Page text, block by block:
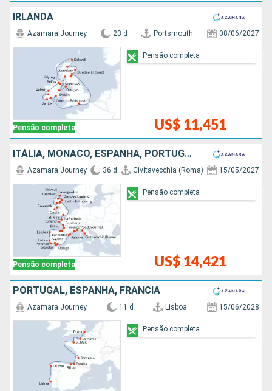
IRLANDA
Pensão completa
Azamara Journey 23 d Portsmouth 08/06/2027
US$ 11,451
Pensão completa
ITÁLIA, MÔNACO, ESPANHA, PORTUGAL, FRANCIA, IRLANDA
Pensão completa
Azamara Journey 36 d Civitavecchia (Roma) 15/05/2027
US$ 14,421
Pensão completa
PORTUGAL, ESPANHA, FRANCIA
Azamara Journey 11 d Lisboa 15/06/2028
Pensão completa